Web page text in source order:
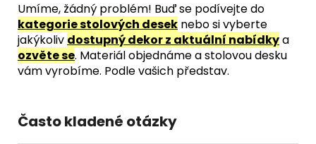
Umíme, žádný problém! Buď se podívejte do
kategorie stolových desek nebo si vyberte
jakýkoliv dostupný dekor z aktuální nabídkya
ozvěte se. Materiál objednáme a stolovou desku
vám vyrobíme. Podle vašich představ.
Často kladené otázky